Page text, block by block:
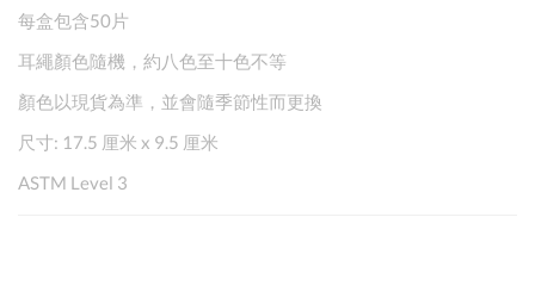
每盒包含50片
耳繩顏色隨機，約八色至十色不等
顏色以現貨為準，並會隨季節性而更換
尺寸: 17.5 厘米 x 9.5 厘米
ASTM Level 3